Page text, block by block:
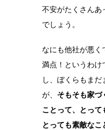
不安がたくさんあ
でしょう。
なにも他社が悪く
満点！というわけ
し、ぼくらもま
が、 そもそも家づ
ことって、とって
とっても素敵な